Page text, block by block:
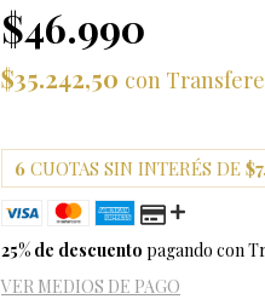
$46.990
$35.242,50 con
6 CUOTAS SIN INTERÉS DE
25% de descuento pagando con
VER MEDIOS DE PAGO